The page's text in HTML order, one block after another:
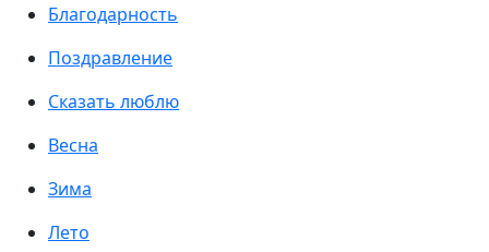
Благодарность
Поздравление
Сказать люблю
Весна
Зима
Лето